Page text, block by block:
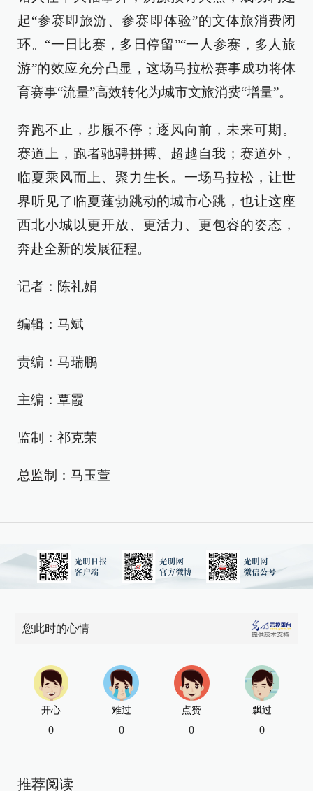
起“参赛即旅游、参赛即体验”的文体旅消费闭
环。“一日比赛，多日停留”“一人参赛，多人旅
游”的效应充分凸显，这场马拉松赛事成功将体
育赛事“流量”高效转化为城市文旅消费“增量”。
奔跑不止，步履不停；逐风向前，未来可期。
赛道上，跑者驰骋拼搏、超越自我；赛道外，
临夏乘风而上、聚力生长。一场马拉松，让世
界听见了临夏蓬勃跳动的城市心跳，也让这座
西北小城以更开放、更活力、更包容的姿态，
奔赴全新的发展征程。
记者：陈礼娟
编辑：马斌
责编：马瑞鹏
主编：覃霞
监制：祁克荣
总监制：马玉萱
您此时的心情
开心
0
难过
0
点赞
0
飘过
0
推荐阅读